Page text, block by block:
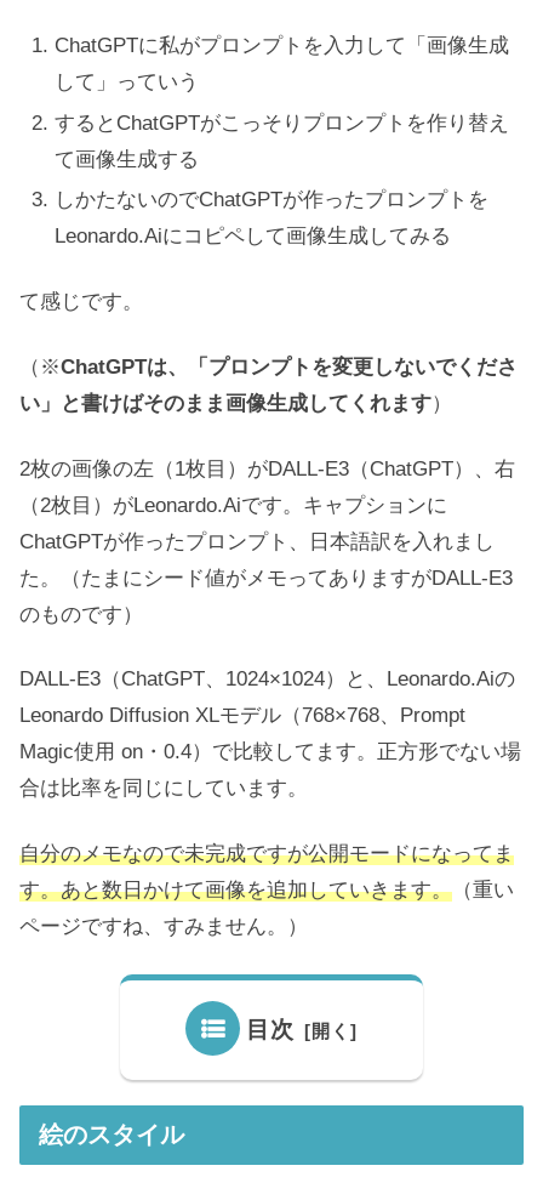
ChatGPTに私がプロンプトを入力して「画像生成
して」っていう
するとChatGPTがこっそりプロンプトを作り替え
て画像生成する
しかたないのでChatGPTが作ったプロンプトを
Leonardo.Aiにコピペして画像生成してみる
て感じです。
（※ChatGPTは、「プロンプトを変更しないでくださ
い」と書けばそのまま画像生成してくれます）
2枚の画像の左（1枚目）がDALL-E3（ChatGPT）、右
（2枚目）がLeonardo.Aiです。キャプションに
ChatGPTが作ったプロンプト、日本語訳を入れまし
た。（たまにシード値がメモってありますがDALL-E3
のものです）
DALL-E3（ChatGPT、1024×1024）と、Leonardo.Aiの
Leonardo Diffusion XLモデル（768×768、Prompt
Magic使用 on・0.4）で比較してます。正方形でない場
合は比率を同じにしています。
自分のメモなので未完成ですが公開モードになってま
す。あと数日かけて画像を追加していきます。 （重い
ページですね、すみません。）
目次
絵のスタイル